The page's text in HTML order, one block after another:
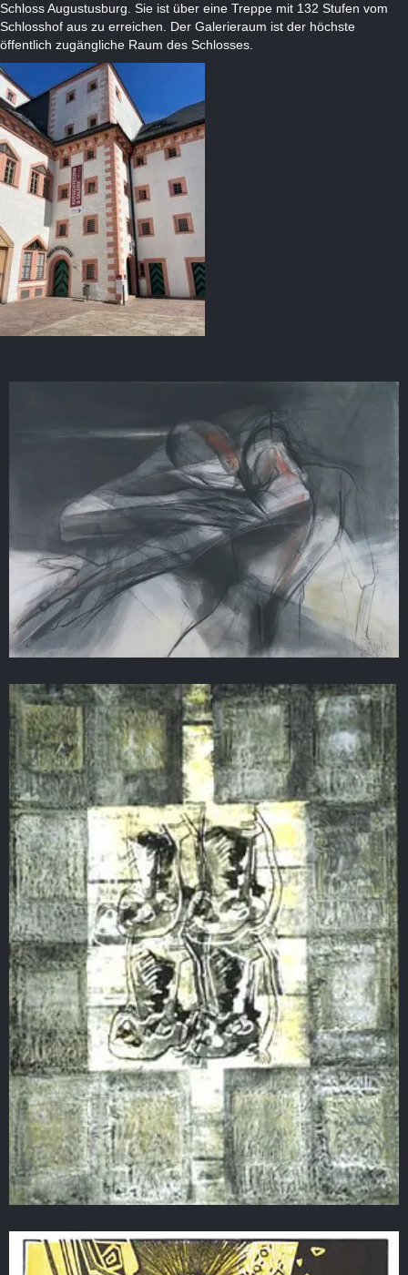
Schloss Augustusburg. Sie ist über eine Treppe mit 132 Stufen vom
Schlosshof aus zu erreichen. Der Galerieraum ist der höchste
öffentlich zugängliche Raum des Schlosses.